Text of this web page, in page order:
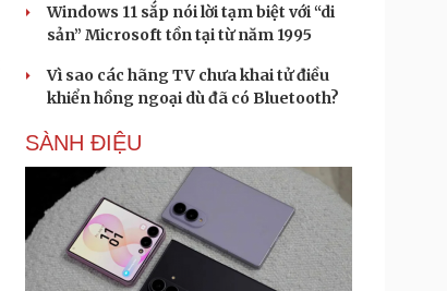
Windows 11 sắp nói lời tạm biệt với “di
sản” Microsoft tồn tại từ năm 1995
Vì sao các hãng TV chưa khai tử điều
khiển hồng ngoại dù đã có Bluetooth?
SÀNH ĐIỆU